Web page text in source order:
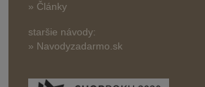
» Články
staršie návody:
» Navodyzadarmo.sk